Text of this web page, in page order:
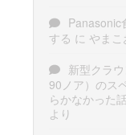
Panasonic
する に やまこ
新型クラ
90ノア）のス
らかなかった
より